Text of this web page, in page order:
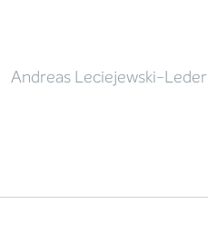
Andreas Leciejewski-Leder